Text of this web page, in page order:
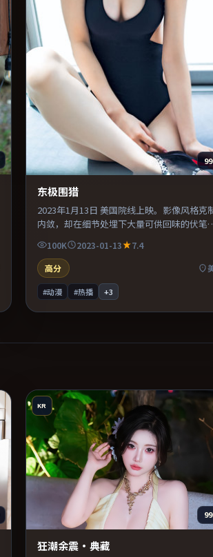
东极围猎
2023年1月13日 美国院线上映。影像风格克
内敛，却在细节处埋下大量可供回味的伏笔
剪辑利落，信息密度高，适合喜欢烧脑与推理
的观众。适合喜欢现实主义题材的观众，情绪
后劲较足。
100K 2023-01-13
7.4
高分
#动漫 #热播 +3
KR
狂潮余震·典藏